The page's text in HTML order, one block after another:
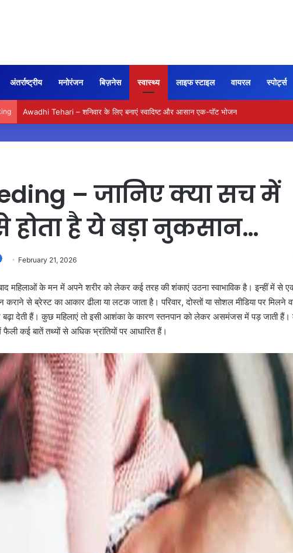
अंतर्राष्ट्रीय मनोरंजन बिज़नेस स्वास्थ्य लाइफ स्टाइल वायरल स्पोर्ट्स
Awadhi Tehari – शनिवार के लिए बनाएं स्वादिष्ट और आसान एक-पॉट भोजन
– जानिए क्या सच में
होता है ये बड़ा नुकसान…
February 21, 2026
महिलाओं के मन में अपने शरीर को लेकर कई तरह की शंकाएं उठना स्वाभाविक है। इन्हीं में से
कराने से ब्रेस्ट का आकार ढीला या लटक जाता है। परिवार, दोस्तों या सोशल मीडिया पर मिलने
बढ़ा देती हैं। कुछ महिलाएं तो इसी आशंका के कारण स्तनपान को लेकर असमंजस में पड़ जाती
फैली कई बातें तथ्यों से अधिक भ्रांतियों पर आधारित हैं।